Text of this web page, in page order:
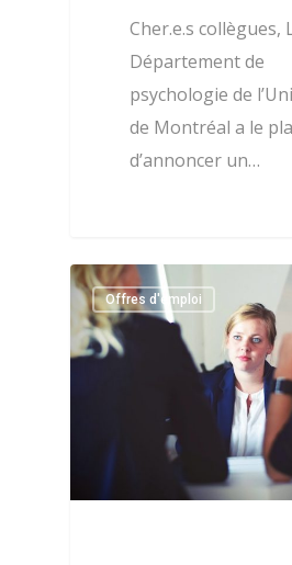
Cher.e.s collègues,
Département de
psychologie de
de Montréal a le
d’annoncer un…
Offres d'emploi